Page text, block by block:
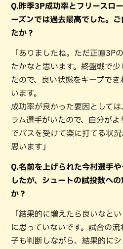
Q.昨季3P成功率とフリースロ
ーズンでは過去最高でした。
たか？
「ありましたね。ただ正直3P
たかなと思います。終盤戦で
たので、良い状態をキープで
います。
成功率が良かった要因として
ラム選手がいたので、自分が
でパスを受けて楽に打てる状
思います」
Q.名前を上げられた今村選手
したが、シュートの試投数へ
か？
「結果的に増えたら良いなと
に思っていないです。試合の
子も判断しながら、結果的に